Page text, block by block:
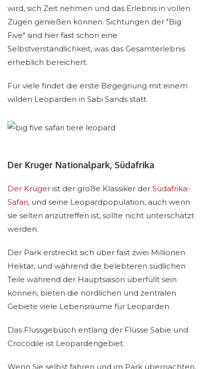
wird, sich Zeit nehmen und das Erlebnis in vollen
Zügen genießen können. Sichtungen der "Big
Five" sind hier fast schon eine
Selbstverständlichkeit, was das Gesamterlebnis
erheblich bereichert.
Für viele findet die erste Begegnung mit einem
wilden Leoparden in Sabi Sands statt.
Der Kruger Nationalpark, Südafrika
Der Krüger ist der große Klassiker der Südafrika-
Safari, und seine Leopardpopulation, auch wenn
sie selten anzutreffen ist, sollte nicht unterschätzt
werden.
Der Park erstreckt sich über fast zwei Millionen
Hektar, und während die belebteren südlichen
Teile während der Hauptsaison überfüllt sein
können, bieten die nördlichen und zentralen
Gebiete viele Lebensräume für Leoparden.
Das Flussgebüsch entlang der Flüsse Sabie und
Crocodile ist Leopardengebiet.
Wenn Sie selbst fahren und im Park übernachten,